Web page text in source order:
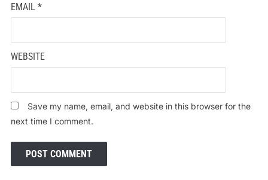
EMAIL *
WEBSITE
Save my name, email, and website in this browser for the
next time I comment.